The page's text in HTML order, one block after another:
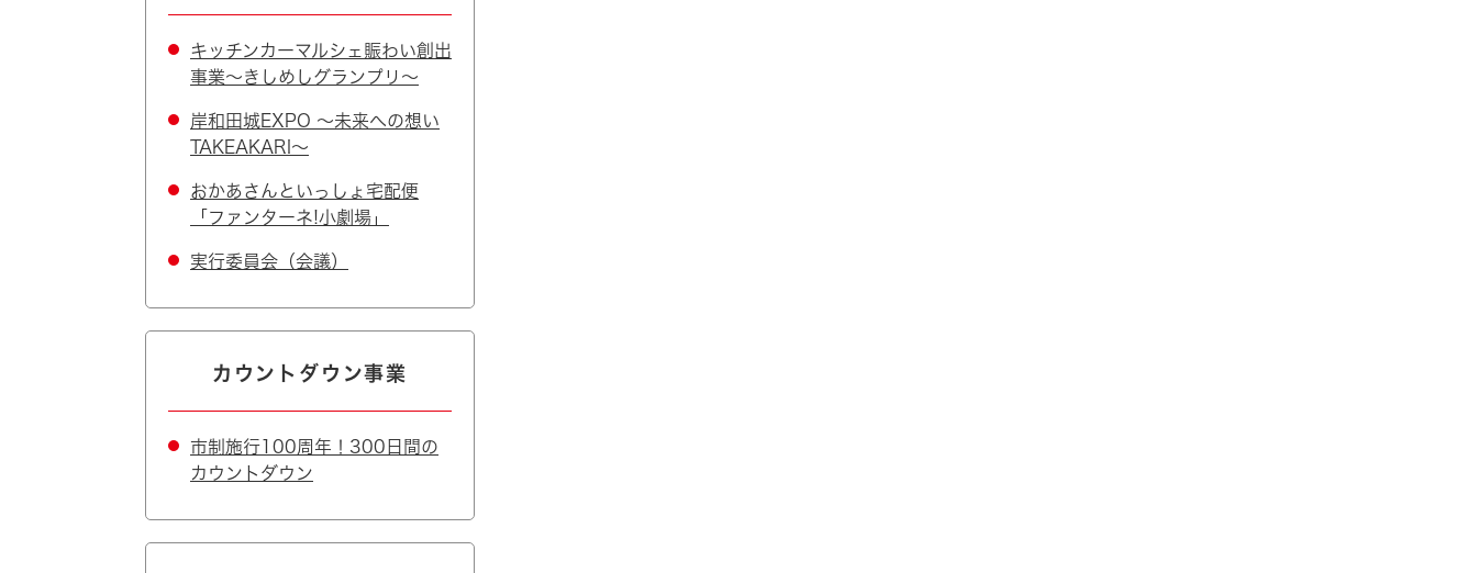
キッチンカーマルシェ賑わい創出
事業～きしめしグランプリ～
岸和田城EXPO ～未来への想い
TAKEAKARI～
おかあさんといっしょ宅配便
「ファンターネ!小劇場」
実行委員会（会議）
カウントダウン事業
市制施行100周年！300日間の
カウントダウン